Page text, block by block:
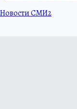
Новости СМИ2